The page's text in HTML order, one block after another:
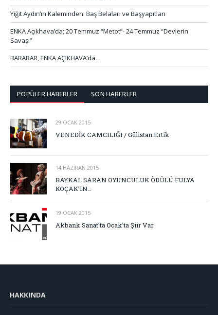
Yiğit Aydın’ın Kaleminden: Baş Belaları ve Başyapıtları
ENKA Açıkhava’da; 20 Temmuz “Metot”- 24 Temmuz “Devlerin
Savaşı”
BARABAR, ENKA AÇIKHAVA’da…
POPÜLER HABERLER SON HABERLER
29 OCAK 2015
VENEDİK CAMCILIĞI / Gülistan Ertik
14 HAZIRAN 2015
BAYKAL SARAN OYUNCULUK ÖDÜLÜ FULYA
KOÇAK’IN…
19 OCAK 2015
Akbank Sanat’ta Ocak’ta Şiir Var
HAKKINDA